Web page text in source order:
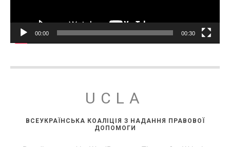
00:00 00:30
UCLA
ВСЕУКРАЇНСЬКА КОАЛІЦІЯ З НАДАННЯ ПРАВОВОЇ
ДОПОМОГИ